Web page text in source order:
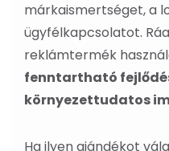
márkaismertséget, a
ügyfélkapcsolatot.
reklámtermék
fenntartható
környezettudatos
Ha ilyen ajándékot